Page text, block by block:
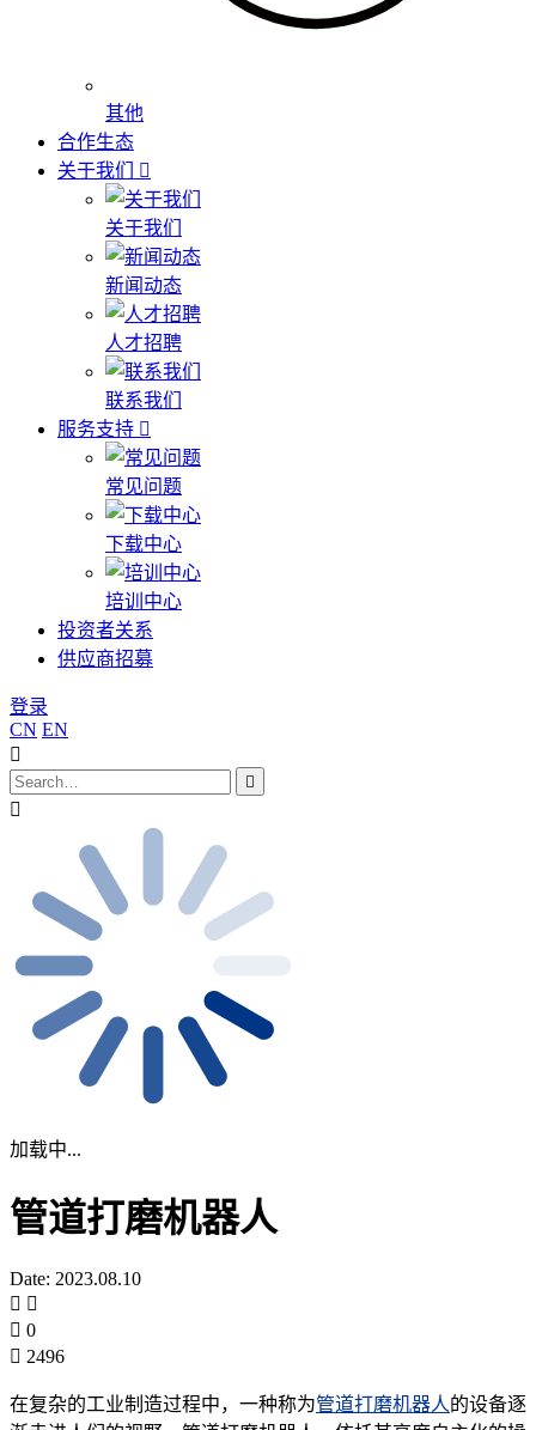
其他
合作生态
关于我们
关于我们
新闻动态
人才招聘
联系我们
服务支持
常见问题
下载中心
培训中心
投资者关系
供应商招募
登录
CN EN
加载中...
管道打磨机器人
Date: 2023.08.10
0
2496
​在复杂的工业制造过程中，一种称为管道打磨机器人的设备逐